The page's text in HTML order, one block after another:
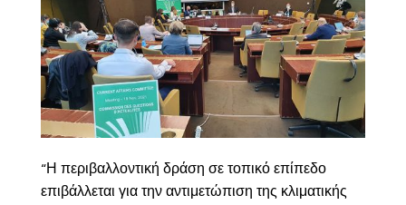
“Η περιβαλλοντική δράση σε τοπικό επίπεδο
επιβάλλεται για την αντιμετώπιση της κλιματικής